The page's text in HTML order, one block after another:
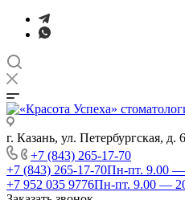
г. Казань, ул. Петербургская,
+7 (843) 265-17-70
+7 (843) 265-17-70Пн-пт. 9.00 —
+7 952 035 9776Пн-пт. 9.00 —